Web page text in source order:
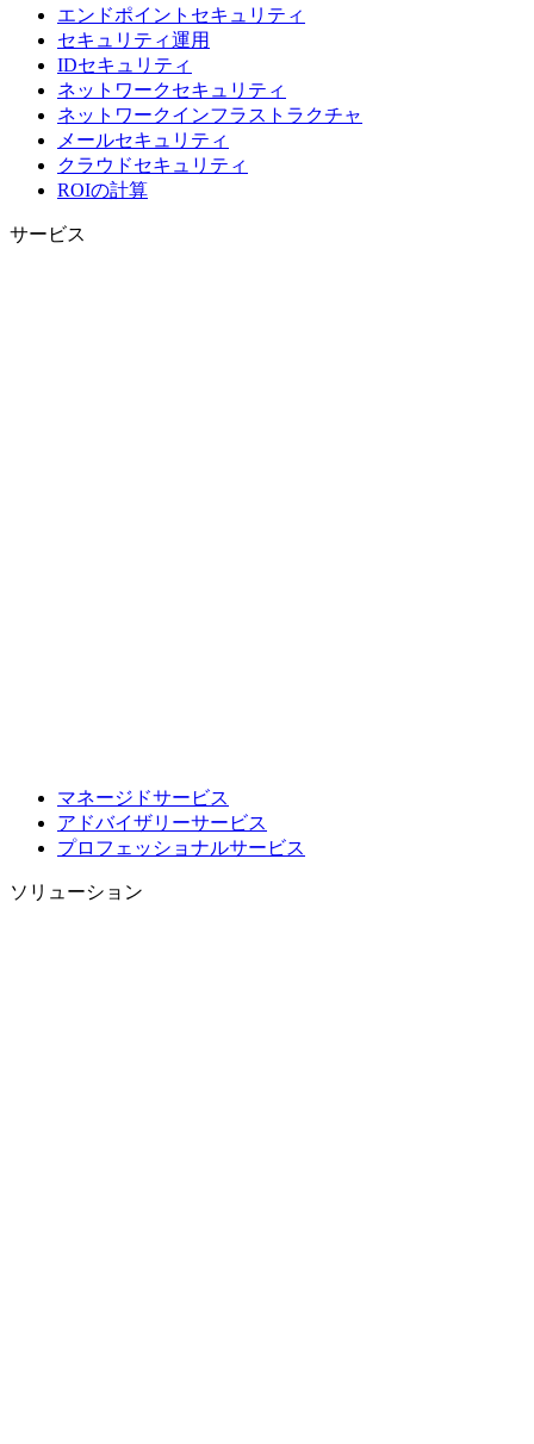
エンドポイントセキュリティ
セキュリティ運用
IDセキュリティ
ネットワークセキュリティ
ネットワークインフラストラクチャ
メールセキュリティ
クラウドセキュリティ
ROIの計算
サービス
マネージドサービス
アドバイザリーサービス
プロフェッショナルサービス
ソリューション